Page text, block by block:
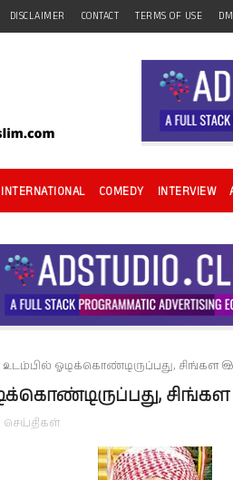
DISCLAIMER CONTACT TERMS OF USE
INTERNATIONAL COMEDY INTERVIEW
ஓடிக்­கொண்­டி­ருப்­பது,
செய்திகள்